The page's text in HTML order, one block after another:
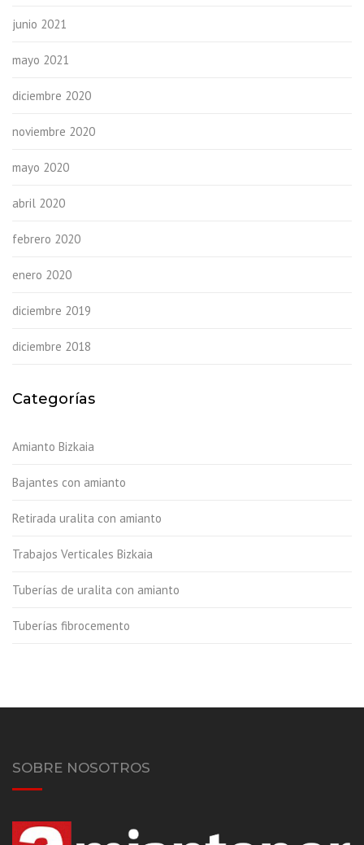
junio 2021
mayo 2021
diciembre 2020
noviembre 2020
mayo 2020
abril 2020
febrero 2020
enero 2020
diciembre 2019
diciembre 2018
Categorías
Amianto Bizkaia
Bajantes con amianto
Retirada uralita con amianto
Trabajos Verticales Bizkaia
Tuberías de uralita con amianto
Tuberías fibrocemento
SOBRE NOSOTROS